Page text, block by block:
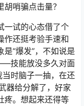
哨骗点击量？
一试的心态借了个
作还挺考验手速和
“爆发”，不如说是
技能放没多久对面
当时脑子一抽，在还
器给分解了，好家
疼。想起来还得等